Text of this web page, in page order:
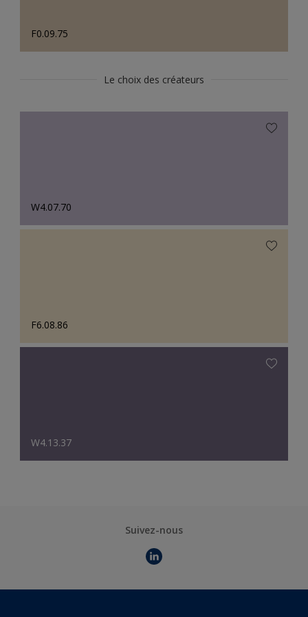
F0.09.75
Le choix des créateurs
W4.07.70
F6.08.86
W4.13.37
Suivez-nous